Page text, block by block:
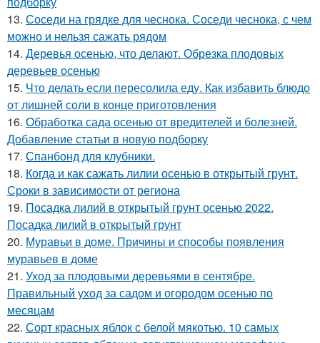
13. Соседи на грядке для чеснока. Соседи чеснока, с чем
можно и нельзя сажать рядом
14. Деревья осенью, что делают. Обрезка плодовых
деревьев осенью
15. Что делать если пересолила еду. Как избавить блюдо
от лишней соли в конце приготовления
16. Обработка сада осенью от вредителей и болезней.
Добавление статьи в новую подборку
17. Спанбонд для клубники.
18. Когда и как сажать лилии осенью в открытый грунт.
Сроки в зависимости от региона
19. Посадка лилий в открытый грунт осенью 2022.
Посадка лилий в открытый грунт
20. Муравьи в доме. Причины и способы появления
муравьев в доме
21. Уход за плодовыми деревьями в сентябре.
Правильный уход за садом и огородом осенью по
месяцам
22. Сорт красных яблок с белой мякотью. 10 самых